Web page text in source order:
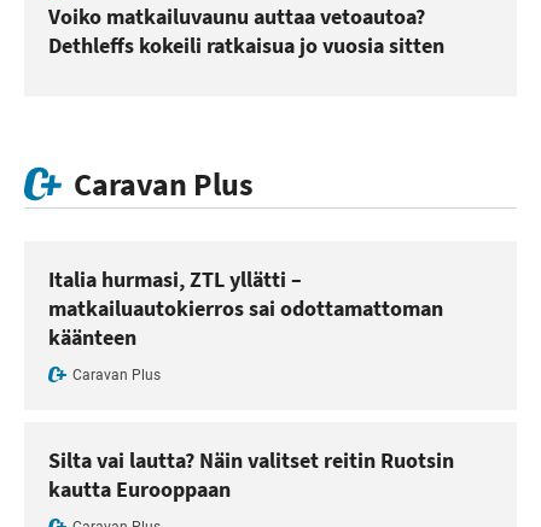
Voiko matkailuvaunu auttaa vetoautoa?
Dethleffs kokeili ratkaisua jo vuosia sitten
Caravan Plus
Italia hurmasi, ZTL yllätti –
matkailuautokierros sai odottamattoman
käänteen
Caravan Plus
Silta vai lautta? Näin valitset reitin Ruotsin
kautta Eurooppaan